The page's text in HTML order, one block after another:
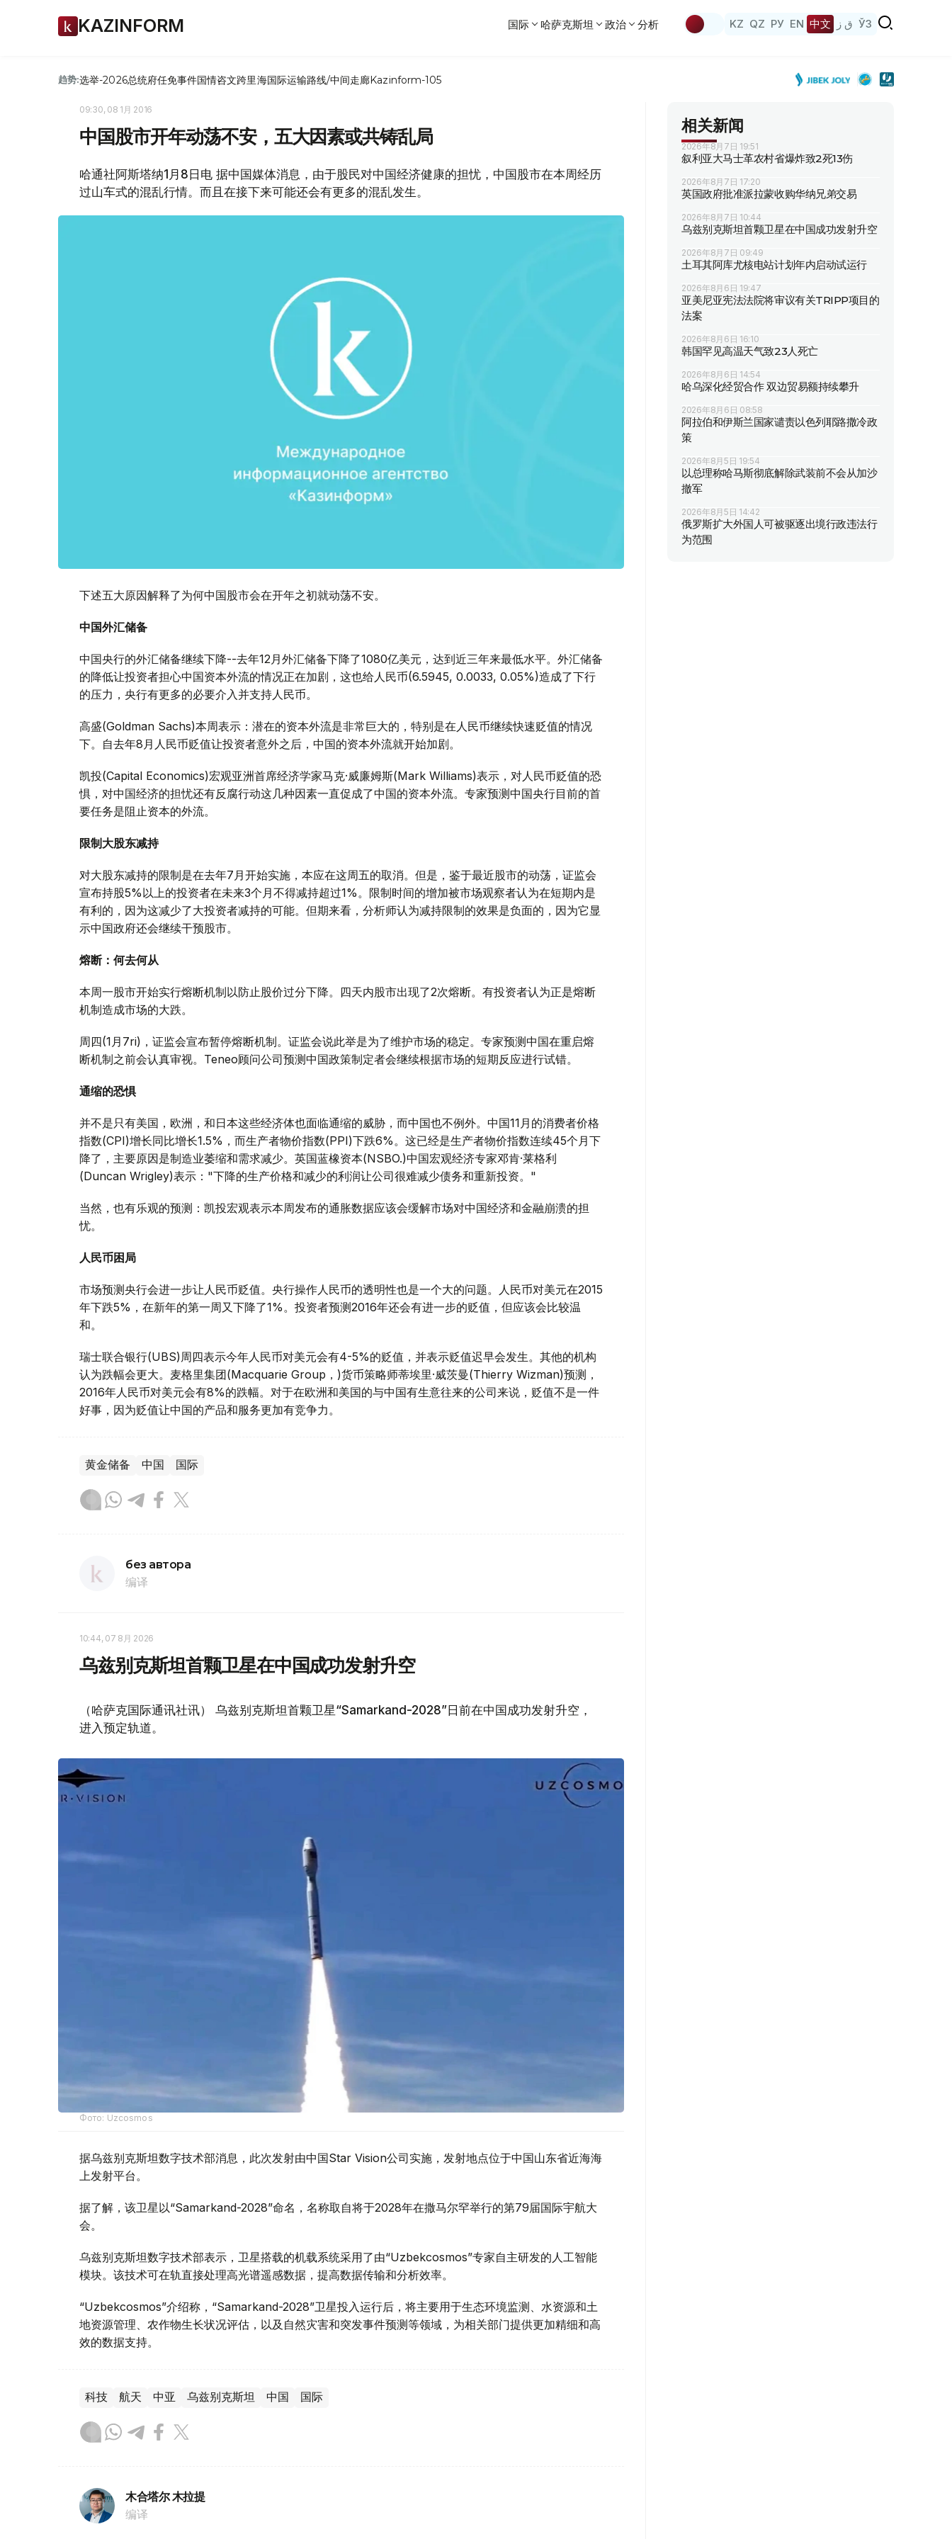
KAZINFORM 国际 哈萨克斯坦 政治 分析 KZ QZ РУ EN 中文 ق ز ЎЗ
趋势:选举-2026总统府任免事件国情咨文跨里海国际运输路线/中间走廊Kazinform-105
09:30, 08 1月 2016
中国股市开年动荡不安，五大因素或共铸乱局
哈通社阿斯塔纳1月8日电 据中国媒体消息，由于股民对中国经济健康的担忧，中国股市在本周经历
过山车式的混乱行情。而且在接下来可能还会有更多的混乱发生。
下述五大原因解释了为何中国股市会在开年之初就动荡不安。
中国外汇储备
中国央行的外汇储备继续下降--去年12月外汇储备下降了1080亿美元，达到近三年来最低水平。外汇储备
的降低让投资者担心中国资本外流的情况正在加剧，这也给人民币(6.5945, 0.0033, 0.05%)造成了下行
的压力，央行有更多的必要介入并支持人民币。
高盛(Goldman Sachs)本周表示：潜在的资本外流是非常巨大的，特别是在人民币继续快速贬值的情况
下。自去年8月人民币贬值让投资者意外之后，中国的资本外流就开始加剧。
凯投(Capital Economics)宏观亚洲首席经济学家马克·威廉姆斯(Mark Williams)表示，对人民币贬值的恐
惧，对中国经济的担忧还有反腐行动这几种因素一直促成了中国的资本外流。专家预测中国央行目前的首
要任务是阻止资本的外流。
限制大股东减持
对大股东减持的限制是在去年7月开始实施，本应在这周五的取消。但是，鉴于最近股市的动荡，证监会
宣布持股5%以上的投资者在未来3个月不得减持超过1%。限制时间的增加被市场观察者认为在短期内是
有利的，因为这减少了大投资者减持的可能。但期来看，分析师认为减持限制的效果是负面的，因为它显
示中国政府还会继续干预股市。
熔断：何去何从
本周一股市开始实行熔断机制以防止股价过分下降。四天内股市出现了2次熔断。有投资者认为正是熔断
机制造成市场的大跌。
周四(1月7ri)，证监会宣布暂停熔断机制。证监会说此举是为了维护市场的稳定。专家预测中国在重启熔
断机制之前会认真审视。Teneo顾问公司预测中国政策制定者会继续根据市场的短期反应进行试错。
通缩的恐惧
并不是只有美国，欧洲，和日本这些经济体也面临通缩的威胁，而中国也不例外。中国11月的消费者价格
指数(CPI)增长同比增长1.5%，而生产者物价指数(PPI)下跌6%。这已经是生产者物价指数连续45个月下
降了，主要原因是制造业萎缩和需求减少。英国蓝橡资本(NSBO.)中国宏观经济专家邓肯·莱格利
(Duncan Wrigley)表示："下降的生产价格和减少的利润让公司很难减少债务和重新投资。"
当然，也有乐观的预测：凯投宏观表示本周发布的通胀数据应该会缓解市场对中国经济和金融崩溃的担
忧。
人民币困局
市场预测央行会进一步让人民币贬值。央行操作人民币的透明性也是一个大的问题。人民币对美元在2015
年下跌5%，在新年的第一周又下降了1%。投资者预测2016年还会有进一步的贬值，但应该会比较温
和。
瑞士联合银行(UBS)周四表示今年人民币对美元会有4-5%的贬值，并表示贬值迟早会发生。其他的机构
认为跌幅会更大。麦格里集团(Macquarie Group，)货币策略师蒂埃里·威茨曼(Thierry Wizman)预测，
2016年人民币对美元会有8%的跌幅。对于在欧洲和美国的与中国有生意往来的公司来说，贬值不是一件
好事，因为贬值让中国的产品和服务更加有竞争力。
黄金储备 中国 国际
без автора
编译
10:44, 07 8月 2026
乌兹别克斯坦首颗卫星在中国成功发射升空
（哈萨克国际通讯社讯） 乌兹别克斯坦首颗卫星“Samarkand-2028”日前在中国成功发射升空，
进入预定轨道。
Фото: Uzcosmos
据乌兹别克斯坦数字技术部消息，此次发射由中国Star Vision公司实施，发射地点位于中国山东省近海海
上发射平台。
据了解，该卫星以“Samarkand-2028”命名，名称取自将于2028年在撒马尔罕举行的第79届国际宇航大
会。
乌兹别克斯坦数字技术部表示，卫星搭载的机载系统采用了由“Uzbekcosmos”专家自主研发的人工智能
模块。该技术可在轨直接处理高光谱遥感数据，提高数据传输和分析效率。
“Uzbekcosmos”介绍称，“Samarkand-2028”卫星投入运行后，将主要用于生态环境监测、水资源和土
地资源管理、农作物生长状况评估，以及自然灾害和突发事件预测等领域，为相关部门提供更加精细和高
效的数据支持。
科技 航天 中亚 乌兹别克斯坦 中国 国际
木合塔尔 木拉提
编译
相关新闻
2026年8月7日 19:51
叙利亚大马士革农村省爆炸致2死13伤
2026年8月7日 17:20
英国政府批准派拉蒙收购华纳兄弟交易
2026年8月7日 10:44
乌兹别克斯坦首颗卫星在中国成功发射升空
2026年8月7日 09:49
土耳其阿库尤核电站计划年内启动试运行
2026年8月6日 19:47
亚美尼亚宪法法院将审议有关TRIPP项目的
法案
2026年8月6日 16:10
韩国罕见高温天气致23人死亡
2026年8月6日 14:54
哈乌深化经贸合作 双边贸易额持续攀升
2026年8月6日 08:58
阿拉伯和伊斯兰国家谴责以色列耶路撒冷政
策
2026年8月5日 19:54
以总理称哈马斯彻底解除武装前不会从加沙
撤军
2026年8月5日 14:42
俄罗斯扩大外国人可被驱逐出境行政违法行
为范围